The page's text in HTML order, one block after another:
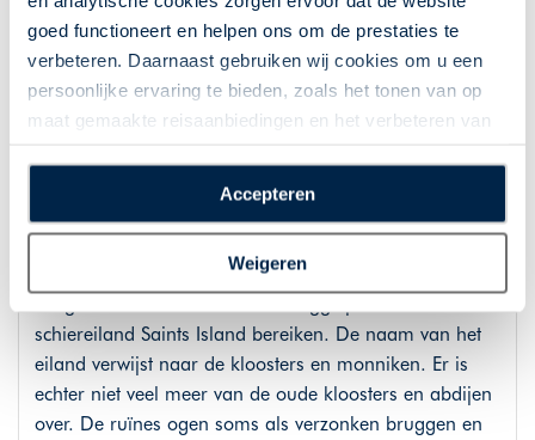
goed functioneert en helpen ons om de prestaties te
verbeteren. Daarnaast gebruiken wij cookies om u een
persoonlijke ervaring te bieden, zoals het tonen van op
maat gemaakte reisaanbiedingen en het verbeteren van
plaatsen van alle hierboven beschreven cookies en
technologieën, waarmee persoonlijke gegevens kunnen
worden verzameld. Indien u kiest voor “Weigeren”
plaatsen wij enkel functionele cookies, en zal er geen
sprake zijn van gepersonaliseerde content.
Accepteren
Weigeren
Dag 9: Via verborgen parels terug
naar het oosten
U verlaat de westkust van Ierland en rijdt richting
breng dan een bezoek aan Lough Key Forest Park, een
wat zuidelijker dan kunt u een bezoek brengen aan
schiereiland Saints Island bereiken. De naam van het
eiland verwijst naar de kloosters en monniken. Er is
echter niet veel meer van de oude kloosters en abdijen
over. De ruïnes ogen soms als verzonken bruggen en